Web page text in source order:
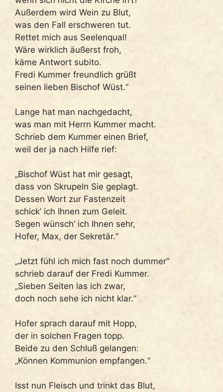
Außerdem wird Wein zu Blut,
was den Fall erschweren tut.
Rettet mich aus Seelenqual!
Wäre wirklich äußerst froh,
käme Antwort subito.
Fredi Kummer freundlich grüßt
seinen lieben Bischof Wüst.“
Lange hat man nachgedacht,
was man mit Herrn Kummer macht.
Schrieb dem Kummer einen Brief,
weil der ja nach Hilfe rief:
„Bischof Wüst hat mir gesagt,
dass von Skrupeln Sie geplagt.
Dessen Wort zur Fastenzeit
schick’ ich Ihnen zum Geleit.
Segen wünsch’ ich Ihnen sehr,
Hofer, Max, der Sekretär.“
„Jetzt fühl ich mich fast noch dummer“
schrieb darauf der Fredi Kummer.
„Sieben Seiten las ich zwar,
doch noch sehe ich nicht klar.“
Hofer sprach darauf mit Hopp,
der in solchen Fragen topp.
Beide zu den Schluß gelangen:
„Können Kommunion empfangen.“
Isst nun Fleisch und trinkt das Blut,